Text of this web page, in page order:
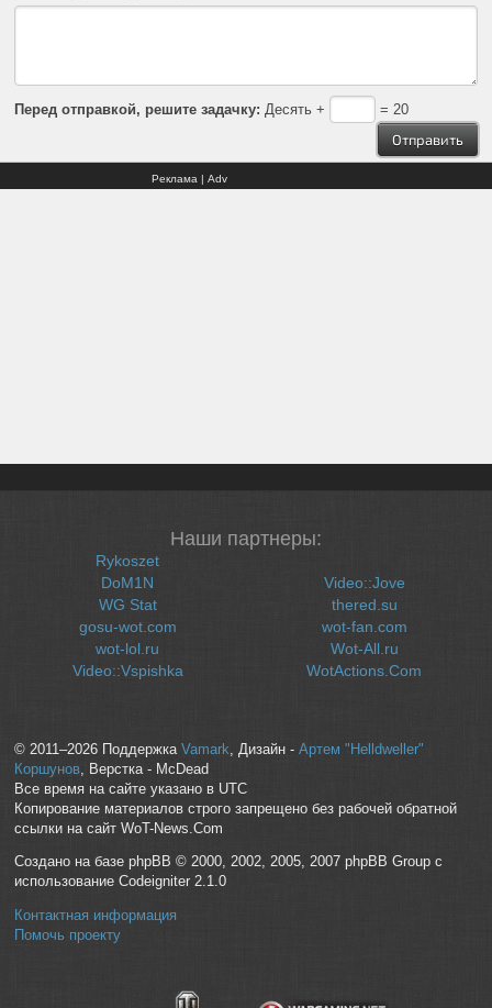
Перед отправкой, решите задачку: Десять + = 20
Реклама | Adv
Наши партнеры:
Rykoszet
DoM1N
WG Stat
gosu-wot.com
wot-lol.ru
Video::Vspishka
Video::Jove
thered.su
wot-fan.com
Wot-All.ru
WotActions.Com
© 2011–2026 Поддержка Vamark, Дизайн - Артем "Helldweller"
Коршунов, Верстка - McDead
Все время на сайте указано в UTC
Копирование материалов строго запрещено без рабочей обратной
ссылки на сайт WoT-News.Com
Создано на базе phpBB © 2000, 2002, 2005, 2007 phpBB Group с
использование Codeigniter 2.1.0
Контактная информация
Помочь проекту